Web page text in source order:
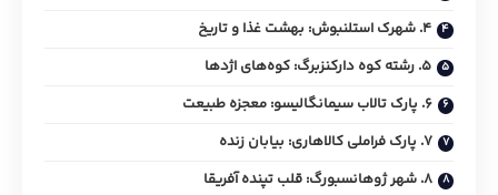
۴. شهرک استلنبوش: بهشت غذا و تاریخ
۵. رشته کوه دارکنزبرگ: کوه‌های اژدها
۶. پارک تالاب سیمانگالیسو: معجزه طبیعت
۷. پارک فراملی کالاهاری: بیابان زنده
۸. شهر ژوهانسبورگ: قلب تپنده آفریقا